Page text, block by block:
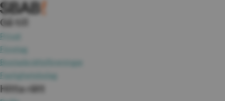
Gå till
Privat
Företag
Bostadsrättsföreningar
Fastighetsbolag
Hitta rätt